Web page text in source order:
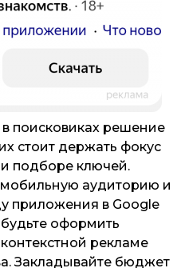
поисковиках решение
стоит держать фокус
подборе ключей.
аудиторию и
приложения в Google
оформить
рекламе
Закладывайте бюджет